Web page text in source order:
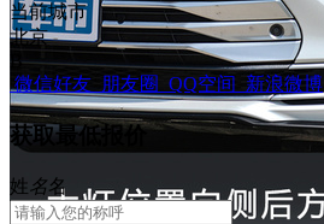
当前城市
北京
B
微信好友 朋友圈 QQ空间 新浪微博
获取最低报价
姓 名名